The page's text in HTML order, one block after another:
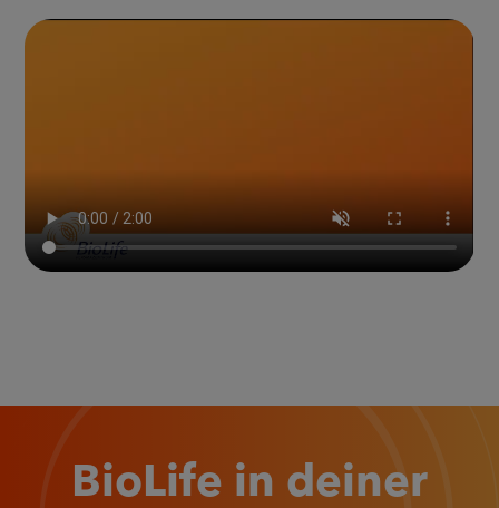
BioLife in deiner